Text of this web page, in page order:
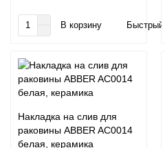
В корзину Быстрый
Накладка на слив для
раковины ABBER AC0014
белая, керамика